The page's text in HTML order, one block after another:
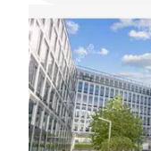
l'architecture, à la
Bus Pyrénées -